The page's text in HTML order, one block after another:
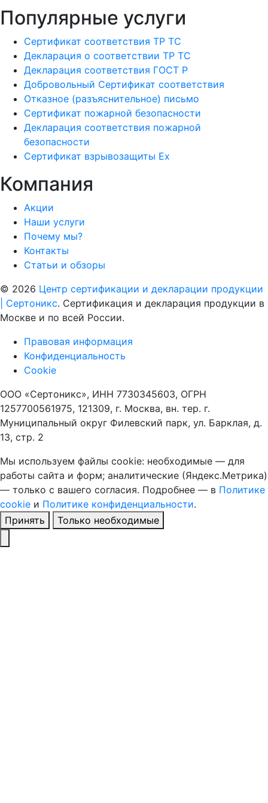
Популярные услуги
Сертификат соответствия ТР ТС
Декларация о соответствии ТР ТС
Декларация соответствия ГОСТ Р
Добровольный Сертификат соответствия
Отказное (разъяснительное) письмо
Сертификат пожарной безопасности
Декларация соответствия пожарной
безопасности
Сертификат взрывозащиты Ех
Компания
Акции
Наши услуги
Почему мы?
Контакты
Статьи и обзоры
© 2026 Центр сертификации и декларации продукции
| Сертоникс. Сертификация и декларация продукции в
Москве и по всей России.
Правовая информация
Конфиденциальность
Cookie
ООО «Сертоникс», ИНН 7730345603, ОГРН
1257700561975, 121309, г. Москва, вн. тер. г.
Муниципальный округ Филевский парк, ул. Барклая, д.
13, стр. 2
Мы используем файлы cookie: необходимые — для
работы сайта и форм; аналитические (Яндекс.Метрика)
— только с вашего согласия. Подробнее — в Политике
cookie и Политике конфиденциальности.
Принять
Только необходимые